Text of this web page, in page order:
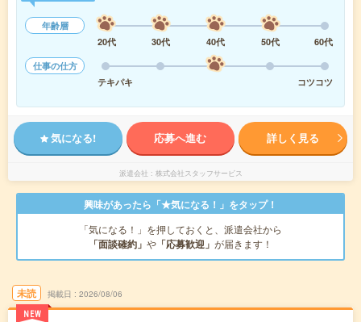
年齢層
20代
30代 40代 50代
60代
仕事の仕方
テキパキ
コツコツ
気になる! 応募へ進む 詳しく見る
派遣会社 株式会社スタッフサービス
興味があったら「★気になる！」をタップ！
「気になる！」を押しておくと、派遣会社から
「面談確約」 や 「応募歓迎」 が届きます！
未読
NEW
掲載日 2026/08/06